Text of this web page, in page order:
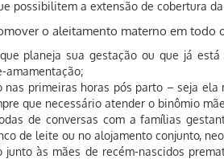
possibilitem a extensão de cobertura
o aleitamento materno em todo
planeja sua gestação ou que já
amamentação;
nas primeiras horas pós parto – seja
que necessário atender o binômio
de conversas com a famílias
de leite ou no alojamento conjunto,
junto às mães de recém-nascidos